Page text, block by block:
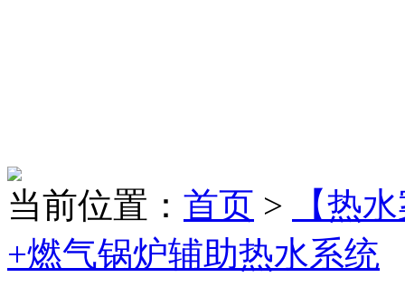
当前位置： 首页 >
【热
+燃气锅炉辅助热水系统